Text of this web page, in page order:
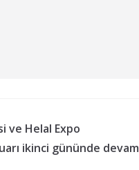
ve Helal Expo
ikinci gününde devam